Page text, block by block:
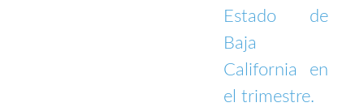
Estado de
Baja
California en
el trimestre.